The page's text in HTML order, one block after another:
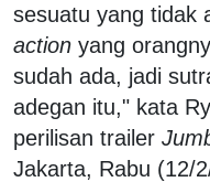
sesuatu yang tidak
action yang
sudah ada, jadi
adegan itu," kata
perilisan trailer
Jakarta, Rabu (12/